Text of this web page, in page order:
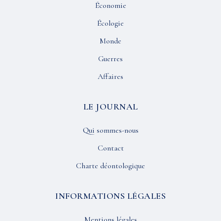
Économie
Écologie
Monde
Guerres
Affaires
LE JOURNAL
Qui sommes-nous
Contact
Charte déontologique
INFORMATIONS LÉGALES